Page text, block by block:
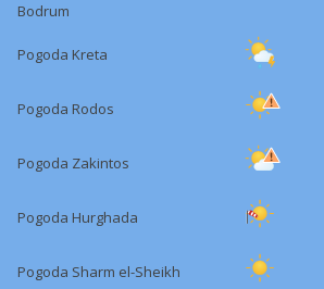
Bodrum
Pogoda Kreta
Pogoda Rodos
Pogoda Zakintos
Pogoda Hurghada
Pogoda Sharm el-Sheikh